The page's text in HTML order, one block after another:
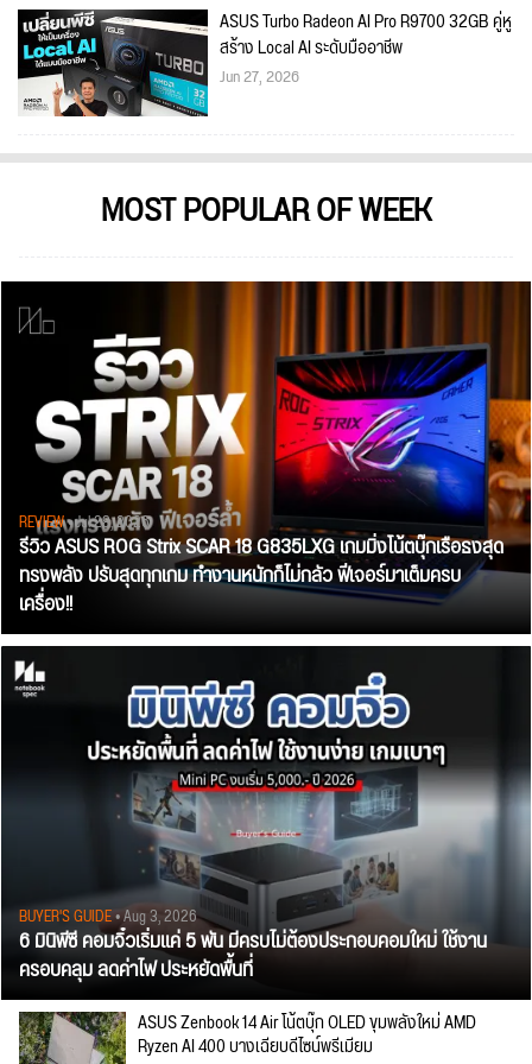
ASUS Turbo Radeon AI Pro R9700 32GB คู่หู
สร้าง Local AI ระดับมืออาชีพ
Jun 27, 2026
MOST POPULAR OF WEEK
REVIEW• Jul 28, 2026
รีวิว ASUS ROG Strix SCAR 18 G835LXG เกมมิ่งโน้ตบุ๊กเรือธงสุด
ทรงพลัง ปรับสุดทุกเกม ทำงานหนักก็ไม่กลัว ฟีเจอร์มาเต็มครบ
เครื่อง!!
BUYER'S GUIDE• Aug 3, 2026
6 มินิพีซี คอมจิ๋วเริ่มแค่ 5 พัน มีครบไม่ต้องประกอบคอมใหม่ ใช้งาน
ครอบคลุม ลดค่าไฟ ประหยัดพื้นที่
ASUS Zenbook 14 Air โน้ตบุ๊ก OLED ขุมพลังใหม่ AMD
Ryzen AI 400 บางเฉียบดีไซน์พรีเมียม